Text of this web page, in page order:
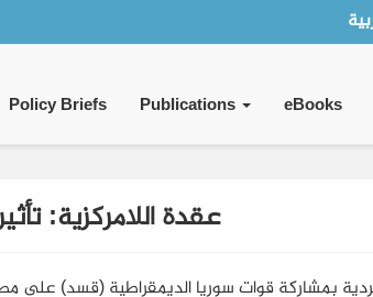
Policy Briefs Publications eBooks
عقدة اللامركزية:
بمشاركة قوات سوريا الديمقراطية (قسد) على